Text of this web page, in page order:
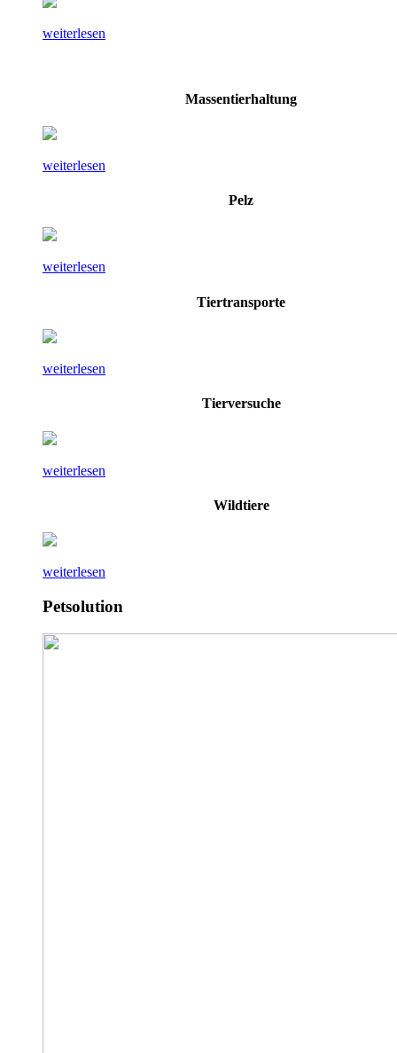
weiterlesen
Massentierhaltung
weiterlesen
Pelz
weiterlesen
Tiertransporte
weiterlesen
Tierversuche
weiterlesen
Wildtiere
weiterlesen
Petsolution